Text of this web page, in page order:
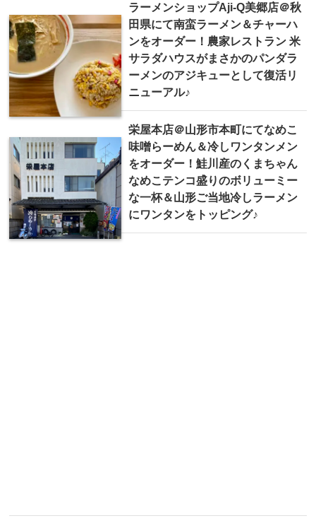
ラーメンショップAji-Q美郷店＠秋
田県にて南蛮ラーメン＆チャーハ
ンをオーダー！農家レストラン 米
サラダハウスがまさかのパンダラ
ーメンのアジキューとして復活リ
ニューアル♪
栄屋本店＠山形市本町にてなめこ
味噌らーめん＆冷しワンタンメン
をオーダー！鮭川産のくまちゃん
なめこテンコ盛りのボリューミー
な一杯＆山形ご当地冷しラーメン
にワンタンをトッピング♪